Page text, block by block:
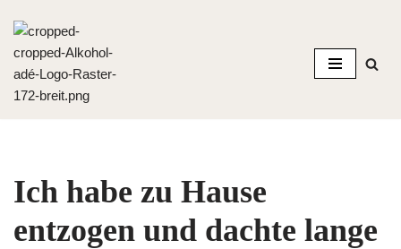
Zum
Inhalt
springen
Ich habe zu Hause
entzogen und dachte lange